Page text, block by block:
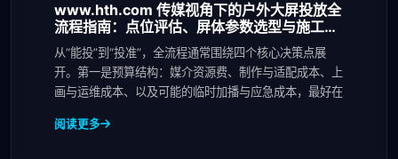
www.hth.com 传媒视角下的户外大屏投放全
流程指南：点位评估、屏体参数选型与施工验
收要点
从“能投”到“投准”，全流程通常围绕四个核心决策点展
开。第一是预算结构：媒介资源费、制作与适配成本、上
画与运维成本、以及可能的临时加播与应急成本，最好在
阅读更多